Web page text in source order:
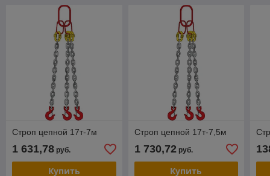
Строп цепной 17т-7м
1 631,78 руб.
Купить
Строп цепной 17т-7,5м
1 730,72руб.
Купить